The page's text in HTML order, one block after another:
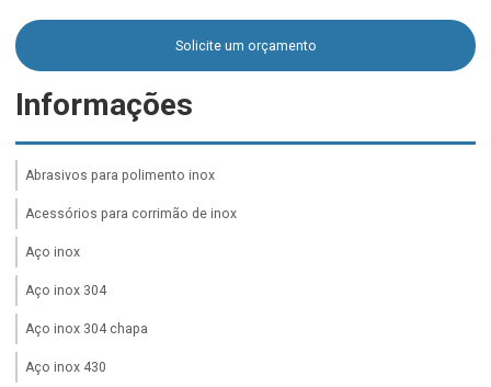
Solicite um orçamento
Informações
Abrasivos para polimento inox
Acessórios para corrimão de inox
Aço inox
Aço inox 304
Aço inox 304 chapa
Aço inox 430